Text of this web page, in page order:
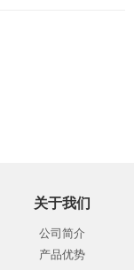
关于我们
公司简介
产品优势